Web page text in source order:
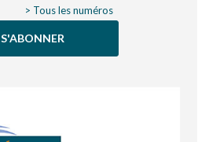
> Tous les numéros
S'ABONNER